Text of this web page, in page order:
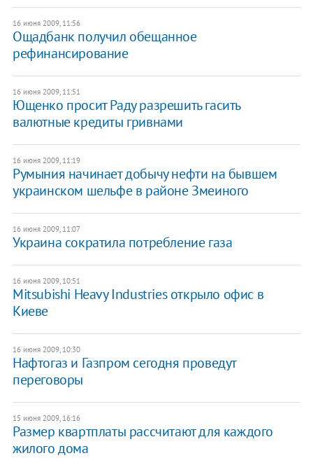
16 июня 2009, 11:56
Ощадбанк получил обещанное
рефинансирование
16 июня 2009, 11:51
Ющенко просит Раду разрешить гасить
валютные кредиты гривнами
16 июня 2009, 11:19
Румыния начинает добычу нефти на бывшем
украинском шельфе в районе Змеиного
16 июня 2009, 11:07
Украина сократила потребление газа
16 июня 2009, 10:51
Mitsubishi Heavy Industries открыло офис в
Киеве
16 июня 2009, 10:30
Нафтогаз и Газпром сегодня проведут
переговоры
15 июня 2009, 16:16
Размер квартплаты рассчитают для каждого
жилого дома